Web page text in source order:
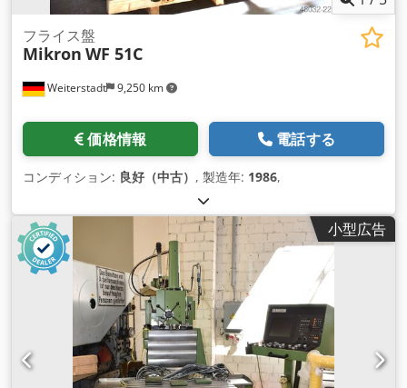
Weiterstadt 9,250 km
フライス盤
MikronWF 51C
価格情報 電話する
コンディション: 良好（中古） , 製造年: 1986
小型広告